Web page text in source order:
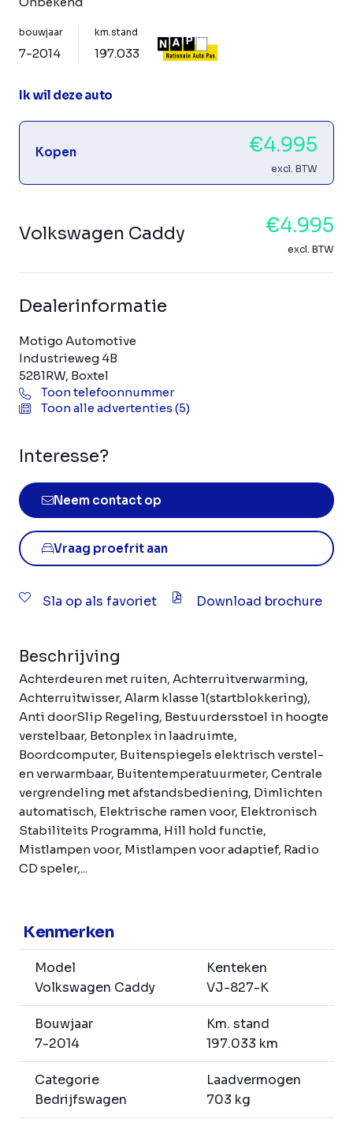
bouwjaar
7-2014
km.stand
197.033
Ik wil deze auto
Kopen €4.995
excl. BTW
Volkswagen Caddy €4.995
excl. BTW
Dealerinformatie
Motigo Automotive
Industrieweg 4B
5281RW, Boxtel
Toon telefoonnummer
Toon alle advertenties (5)
Interesse?
Neem contact op
Vraag proefrit aan
Sla op als favoriet Download brochure
Beschrijving
Achterdeuren met ruiten, Achterruitverwarming,
Achterruitwisser, Alarm klasse 1(startblokkering),
Anti doorSlip Regeling, Bestuurdersstoel in hoogte
verstelbaar, Betonplex in laadruimte,
Boordcomputer, Buitenspiegels elektrisch verstel-
en verwarmbaar, Buitentemperatuurmeter, Centrale
vergrendeling met afstandsbediening, Dimlichten
automatisch, Elektrische ramen voor, Elektronisch
Stabiliteits Programma, Hill hold functie,
Mistlampen voor, Mistlampen voor adaptief, Radio
CD speler,...
Kenmerken
Model
Volkswagen Caddy
Kenteken
VJ-827-K
Bouwjaar
7-2014
Km. stand
197.033 km
Categorie
Bedrijfswagen
Laadvermogen
703 kg